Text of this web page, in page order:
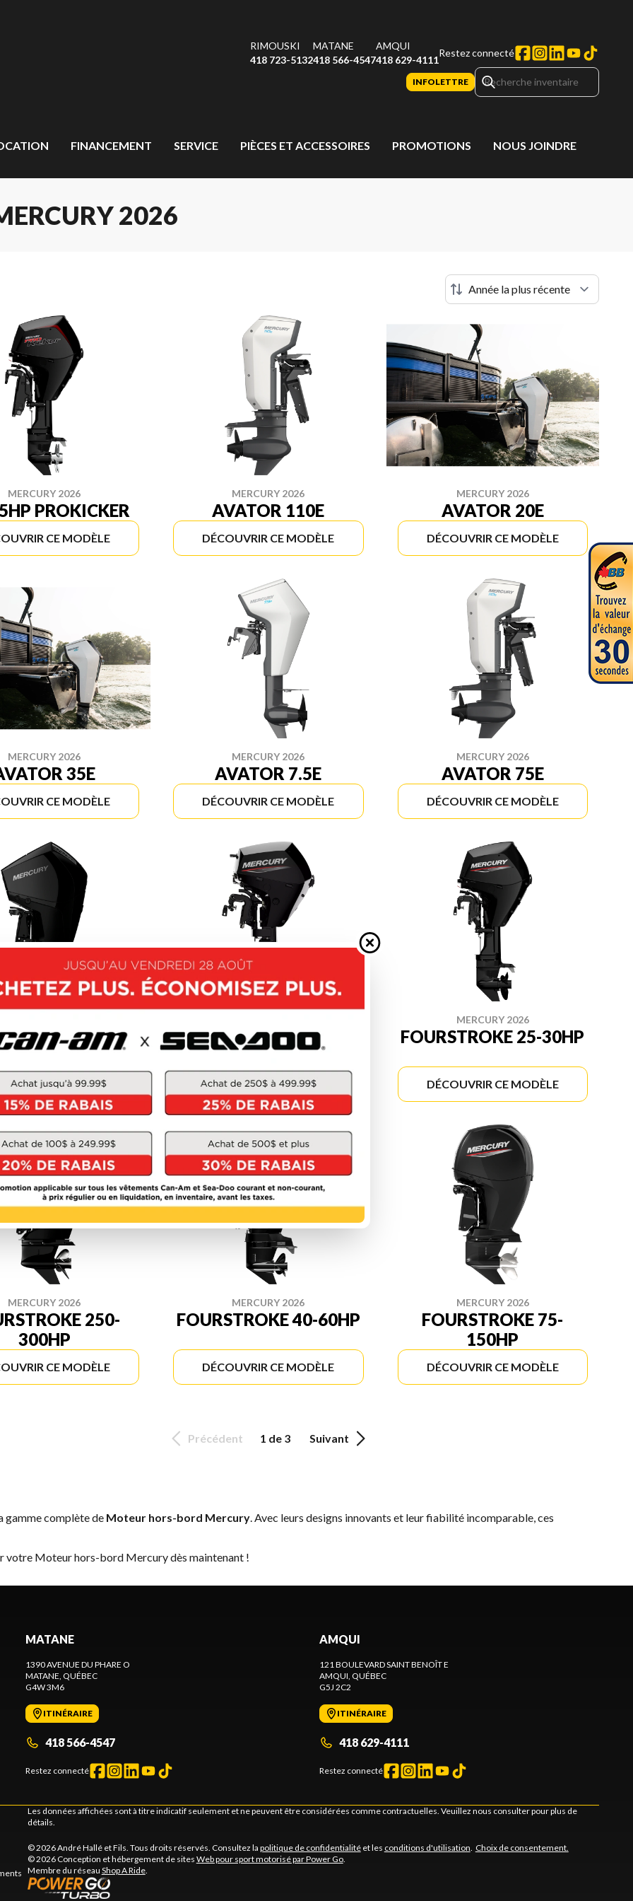
RIMOUSKI
418 723-5132
MATANE
418 566-4547
AMQUI
418 629-4111
Restez connecté
INFOLETTRE
FINANCEMENT SERVICE PIÈCES ET ACCESSOIRES PROMOTIONS NOUS JOINDRE
2026
MERCURY 2026
PROKICKER
CE MODÈLE
MERCURY 2026
AVATOR 110E
DÉCOUVRIR CE MODÈLE
MERCURY 2026
AVATOR 20E
DÉCOUVRIR CE MODÈLE
MERCURY 2026
35E
CE MODÈLE
MERCURY 2026
AVATOR 7.5E
DÉCOUVRIR CE MODÈLE
MERCURY 2026
AVATOR 75E
DÉCOUVRIR CE MODÈLE
175 -
225HP
CE MODÈLE
FOURSTROKE 2.5-20HP
DÉCOUVRIR CE MODÈLE
MERCURY 2026
FOURSTROKE 25-30HP
DÉCOUVRIR CE MODÈLE
MERCURY 2026
250-
300HP
CE MODÈLE
MERCURY 2026
FOURSTROKE 40-60HP
DÉCOUVRIR CE MODÈLE
MERCURY 2026
FOURSTROKE 75-
150HP
DÉCOUVRIR CE MODÈLE
Précédent 1 de 3 Suivant
gamme complète de Moteur hors-bord Mercury. Avec leurs designs innovants et leur fiabilité incomparable, ces
votre Moteur hors-bord Mercury dès maintenant !
MATANE
1390 AVENUE DU PHARE O
MATANE, QUÉBEC
G4W 3M6
ITINÉRAIRE
418 566-4547
Restez connecté
AMQUI
121 BOULEVARD SAINT BENOÎT E
AMQUI, QUÉBEC
G5J 2C2
ITINÉRAIRE
418 629-4111
Restez connecté
Les données affichées sont à titre indicatif seulement et ne peuvent être considérées comme contractuelles. Veuillez nous consulter pour plus de
détails.
© 2026 André Hallé et Fils. Tous droits réservés. Consultez la politique de confidentialitéet les conditions d'utilisation. Choix de consentement.
© 2026 Conception et hébergement de sites Web pour sport motorisé par Power Go.
Membre du réseau Shop A Ride.